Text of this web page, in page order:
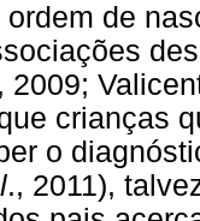
ordem de
2009;
crianças
o
., 2011),